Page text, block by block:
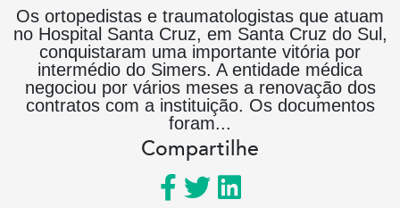
Os ortopedistas e traumatologistas que atuam
no Hospital Santa Cruz, em Santa Cruz do Sul,
conquistaram uma importante vitória por
intermédio do Simers. A entidade médica
negociou por vários meses a renovação dos
contratos com a instituição. Os documentos
foram...
Compartilhe